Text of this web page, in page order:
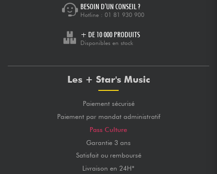
BESOIN D’UN CONSEIL ?
Hotline : 01 81 930 900
+ DE 10 000 PRODUITS
Disponibles en stock
Les + Star's Music
Paiement sécurisé
Paiement par mandat administratif
Pass Culture
Garantie 3 ans
Satisfait ou remboursé
Livraison en 24H*